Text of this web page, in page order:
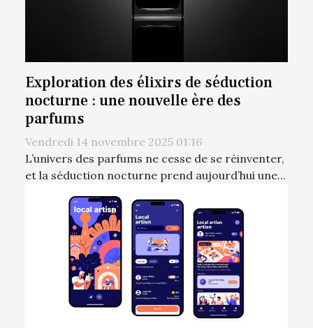
Exploration des élixirs de séduction
nocturne : une nouvelle ère des
parfums
Vendredi 14 novembre 2025 01:16
L’univers des parfums ne cesse de se réinventer,
et la séduction nocturne prend aujourd’hui une...